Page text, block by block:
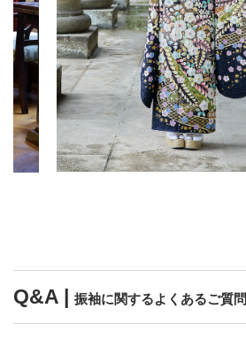
Q&A | 振袖に関するよくあるご質問